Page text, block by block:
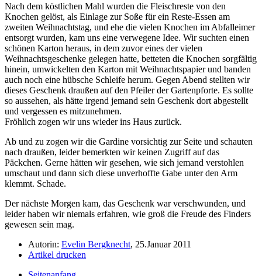
Nach dem köstlichen Mahl wurden die Fleischreste von den
Knochen gelöst, als Einlage zur Soße für ein Reste-Essen am
zweiten Weihnachtstag, und ehe die vielen Knochen im Abfalleimer
entsorgt wurden, kam uns eine verwegene Idee. Wir suchten einen
schönen Karton heraus, in dem zuvor eines der vielen
Weihnachtsgeschenke gelegen hatte, betteten die Knochen sorgfältig
hinein, umwickelten den Karton mit Weihnachtspapier und banden
auch noch eine hübsche Schleife herum. Gegen Abend stellten wir
dieses Geschenk draußen auf den Pfeiler der Gartenpforte. Es sollte
so aussehen, als hätte irgend jemand sein Geschenk dort abgestellt
und vergessen es mitzunehmen.
Fröhlich zogen wir uns wieder ins Haus zurück.
Ab und zu zogen wir die Gardine vorsichtig zur Seite und schauten
nach draußen, leider bemerkten wir keinen Zugriff auf das
Päckchen. Gerne hätten wir gesehen, wie sich jemand verstohlen
umschaut und dann sich diese unverhoffte Gabe unter den Arm
klemmt. Schade.
Der nächste Morgen kam, das Geschenk war verschwunden, und
leider haben wir niemals erfahren, wie groß die Freude des Finders
gewesen sein mag.
Autorin: Evelin Bergknecht, 25.Januar 2011
Artikel drucken